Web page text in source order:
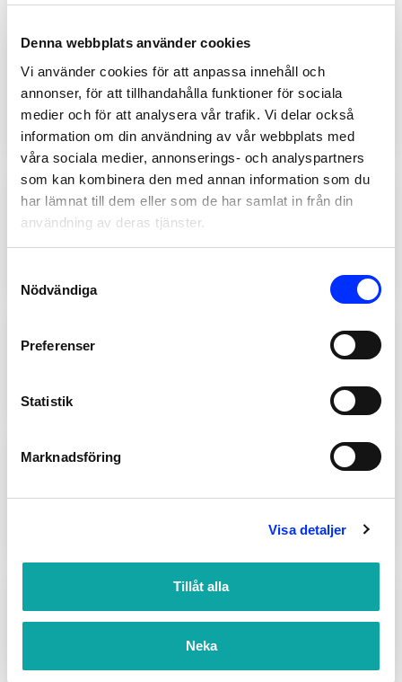
Denna webbplats använder cookies
Vi använder cookies för att anpassa innehåll och
annonser, för att tillhandahålla funktioner för sociala
medier och för att analysera vår trafik. Vi delar också
information om din användning av vår webbplats med
våra sociala medier, annonserings- och analyspartners
som kan kombinera den med annan information som du
har lämnat till dem eller som de har samlat in från din
användning av deras tjänster.
Selection
Nödvändiga
Preferenser
Statistik
Marknadsföring
Visa detaljer
Tillåt alla
Neka
20220
RESERVDEL – VIT KONSOL
TILL DUSCHDRAPERISTÅNG
89SEK
596-03
UTBYTBAR BORSTHUVUD
TILL BRUSCHY GRÅ
Lägg till
Lägg till
STAR NAVY RUND
359SEK–529SEK